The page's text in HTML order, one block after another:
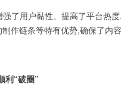
强了用户黏性、提高了平台热
作链条等特有优势,确保了内
利“破圈”